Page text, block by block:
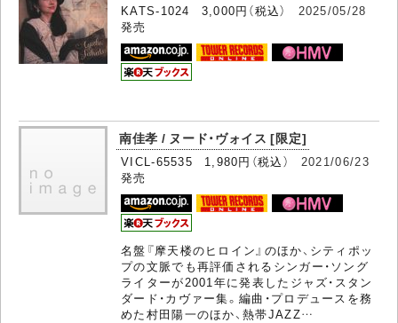
KATS-1024 3,000円（税込） 2025/05/28
発売
南佳孝 / ヌード・ヴォイス [限定]
VICL-65535 1,980円（税込） 2021/06/23
発売
名盤『摩天楼のヒロイン』のほか、シティポッ
プの文脈でも再評価されるシンガー・ソング
ライターが2001年に発表したジャズ・スタン
ダード・カヴァー集。編曲・プロデュースを務
めた村田陽一のほか、熱帯JAZZ…